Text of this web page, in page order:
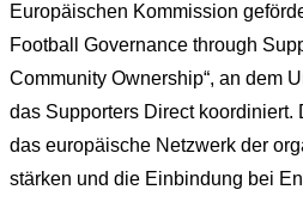
Europäischen Kommission
Football Governance through
Community Ownership“, an dem
das Supporters Direct koordiniert.
das europäische Netzwerk der
stärken und die Einbindung bei